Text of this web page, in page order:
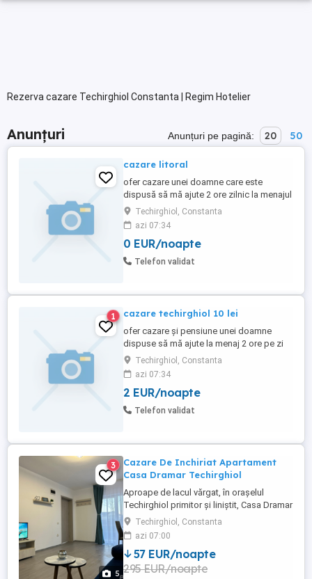
Rezerva cazare Techirghiol Constanta | Regim Hotelier
Anunțuri Anunțuri pe pagină: 20 50
cazare litoral
ofer cazare unei doamne care este
dispusă să mă ajute 2 ore zilnic la menajul
caseiTechirghiol, Constanta
azi 07:34
0 EUR/noapte
Telefon validat
1 cazare techirghiol 10 lei
ofer cazare și pensiune unei doamne
dispuse să mă ajute la menaj 2 ore pe zi
Techirghiol, Constanta
azi 07:34
2 EUR/noapte
Telefon validat
5
3
Cazare De Inchiriat Apartament
Casa Dramar Techirghiol
Aproape de lacul vărgat, în orașelul
Techirghiol primitor și liniștit, Casa Dramar
își deschide porțile cu mult entuziasm și
dorința de a oferi oaspeților vacanțe de
neuitat. Casa Dramar vă pune la dispoziție
apartamente confortabile și moderne.
Întreaga unitate de cazare este absolut
Techirghiol, Constanta
azi 07:00
57 EUR/noapte
295 EUR/noapte